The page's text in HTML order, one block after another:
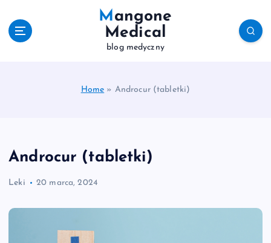
Mangone
Medical
blog medyczny
Home » Androcur (tabletki)
Androcur (tabletki)
Leki 20 marca, 2024